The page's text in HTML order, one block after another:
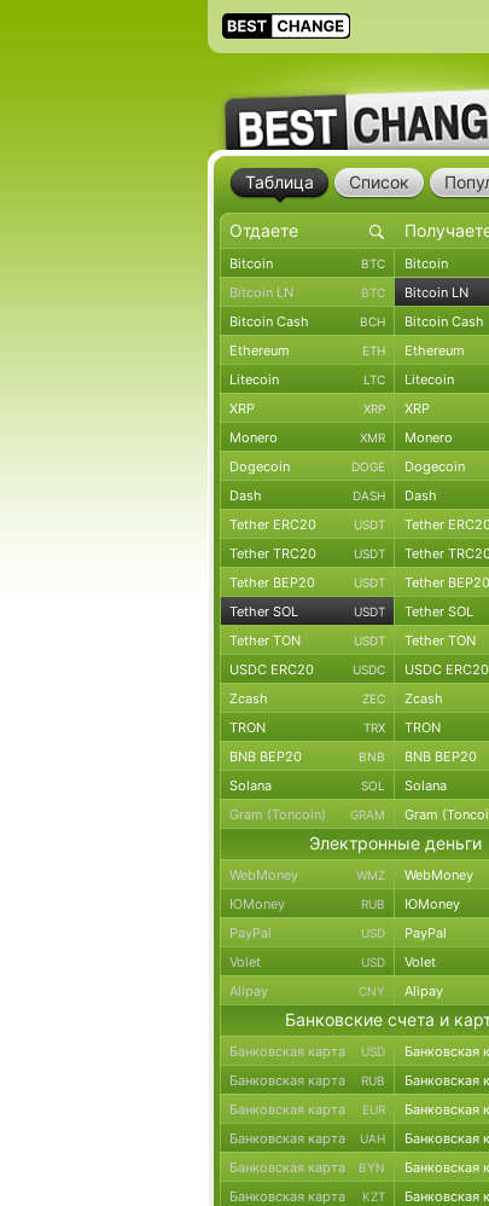
Таблица Список
Bitcoin BTC Bitcoin
Bitcoin LN BTC Bitcoin LN
Bitcoin Cash BCH Bitcoin Cash
Ethereum ETH Ethereum
Litecoin LTC Litecoin
XRP XRP XRP
Monero XMR Monero
Dogecoin DOGE Dogecoin
Dash DASH Dash
Tether ERC20 USDT Tether
Tether TRC20 USDT Tether
Tether BEP20 USDT Tether BEP20
Tether SOL USDT Tether SOL
Tether TON USDT Tether TON
USDC ERC20 USDC USDC ERC20
Zcash ZEC Zcash
TRON TRX TRON
BNB BEP20 BNB BNB BEP20
Solana SOL Solana
Gram (Toncoin) GRAM Gram
Электронные деньги
WebMoney WMZ WebMoney
ЮMoney RUB ЮMoney
PayPal USD PayPal
Volet USD Volet
Alipay CNY Alipay
Банковские счета и
Банковская карта USD Банковская
Банковская карта RUB Банковская
Банковская карта EUR Банковская
Банковская карта UAH Банковская
Банковская карта BYN Банковская
Банковская карта KZT Банковская